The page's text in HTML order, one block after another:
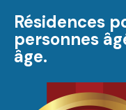
Résidences
personnes
âge.